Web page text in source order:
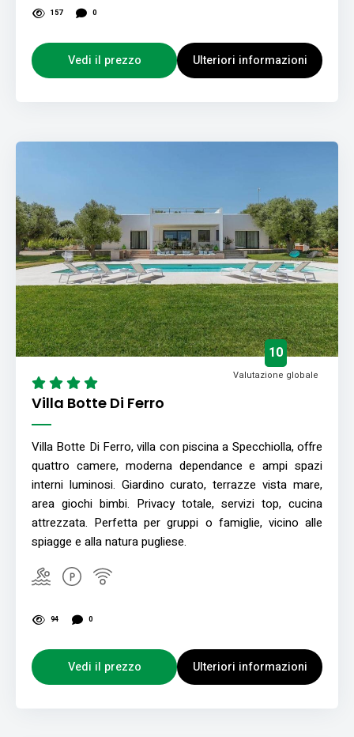
157 0
Vedi il prezzo Ulteriori informazioni
Villa Botte Di Ferro
10
Valutazione globale
Villa Botte Di Ferro, villa con piscina a Specchiolla, offre
quattro camere, moderna dependance e ampi spazi
interni luminosi. Giardino curato, terrazze vista mare,
area giochi bimbi. Privacy totale, servizi top, cucina
attrezzata. Perfetta per gruppi o famiglie, vicino alle
spiagge e alla natura pugliese.
94 0
Vedi il prezzo Ulteriori informazioni